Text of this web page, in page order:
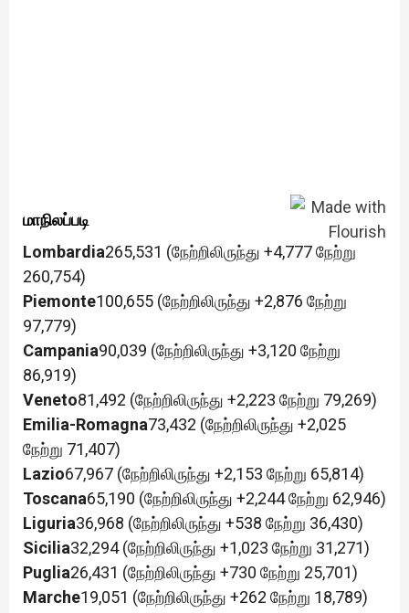
மாநிலப்படி
Lombardia265,531 (நேற்றிலிருந்து +4,777 நேற்று
260,754)
Piemonte100,655 (நேற்றிலிருந்து +2,876 நேற்று
97,779)
Campania90,039 (நேற்றிலிருந்து +3,120 நேற்று
86,919)
Veneto81,492 (நேற்றிலிருந்து +2,223 நேற்று 79,269)
Emilia-Romagna73,432 (நேற்றிலிருந்து +2,025
நேற்று 71,407)
Lazio67,967 (நேற்றிலிருந்து +2,153 நேற்று 65,814)
Toscana65,190 (நேற்றிலிருந்து +2,244 நேற்று 62,946)
Liguria36,968 (நேற்றிலிருந்து +538 நேற்று 36,430)
Sicilia32,294 (நேற்றிலிருந்து +1,023 நேற்று 31,271)
Puglia26,431 (நேற்றிலிருந்து +730 நேற்று 25,701)
Marche19,051 (நேற்றிலிருந்து +262 நேற்று 18,789)